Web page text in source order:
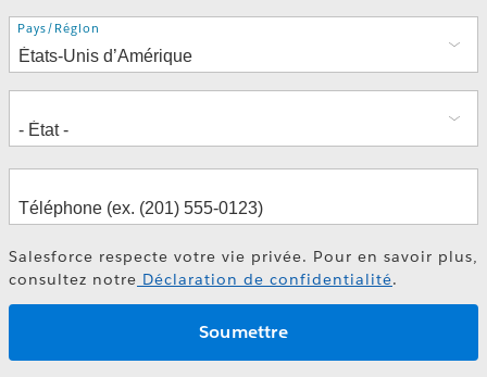
Adresse
Pays/Région
Salesforce respecte votre vie privée. Pour en savoir plus,
consultez notre Déclaration de confidentialité.